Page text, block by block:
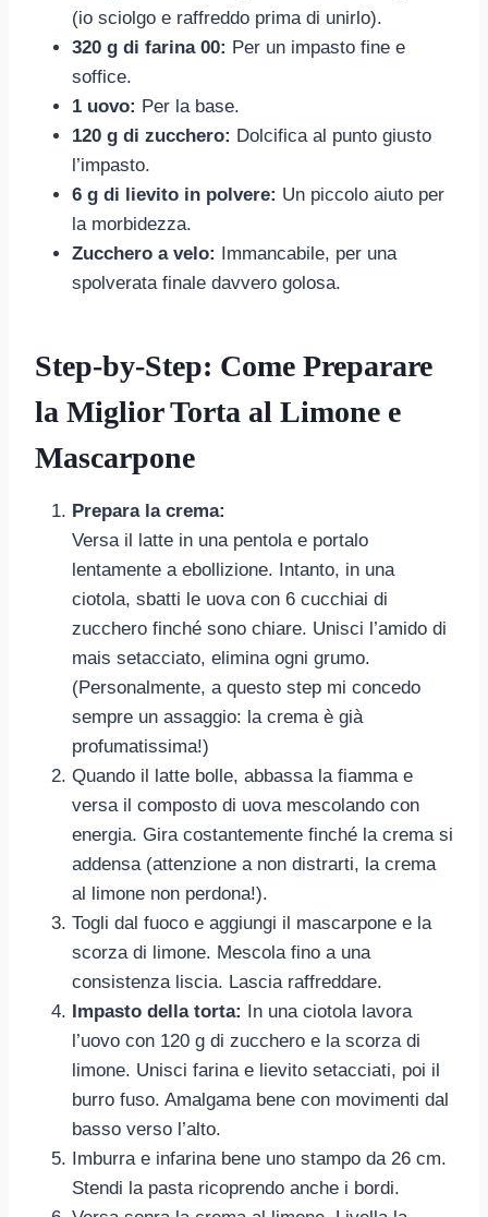
(io sciolgo e raffreddo prima di unirlo).
320 g di farina 00: Per un impasto fine e
soffice.
1 uovo: Per la base.
120 g di zucchero: Dolcifica al punto giusto
l’impasto.
6 g di lievito in polvere: Un piccolo aiuto per
la morbidezza.
Zucchero a velo: Immancabile, per una
spolverata finale davvero golosa.
Step-by-Step: Come Preparare
la Miglior Torta al Limone e
Mascarpone
Prepara la crema:
Versa il latte in una pentola e portalo
lentamente a ebollizione. Intanto, in una
ciotola, sbatti le uova con 6 cucchiai di
zucchero finché sono chiare. Unisci l’amido di
mais setacciato, elimina ogni grumo.
(Personalmente, a questo step mi concedo
sempre un assaggio: la crema è già
profumatissima!)
Quando il latte bolle, abbassa la fiamma e
versa il composto di uova mescolando con
energia. Gira costantemente finché la crema si
addensa (attenzione a non distrarti, la crema
al limone non perdona!).
Togli dal fuoco e aggiungi il mascarpone e la
scorza di limone. Mescola fino a una
consistenza liscia. Lascia raffreddare.
Impasto della torta: In una ciotola lavora
l’uovo con 120 g di zucchero e la scorza di
limone. Unisci farina e lievito setacciati, poi il
burro fuso. Amalgama bene con movimenti dal
basso verso l’alto.
Imburra e infarina bene uno stampo da 26 cm.
Stendi la pasta ricoprendo anche i bordi.